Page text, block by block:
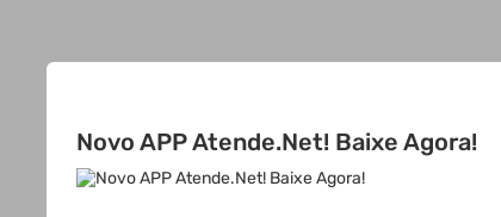
Novo APP Atende.Net! Baixe Agora!